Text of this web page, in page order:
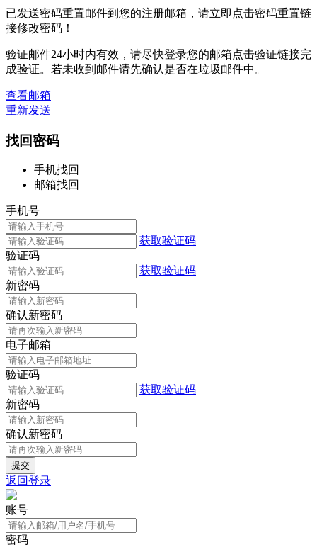
已发送密码重置邮件到您的注册邮箱，请立即点击密码重置链
接修改密码！
验证邮件24小时内有效，请尽快登录您的邮箱点击验证链接完
成验证。若未收到邮件请先确认是否在垃圾邮件中。
查看邮箱
重新发送
找回密码
手机找回
邮箱找回
手机号
获取验证码
验证码
获取验证码
新密码
确认新密码
电子邮箱
验证码
获取验证码
新密码
确认新密码
返回登录
账号
密码